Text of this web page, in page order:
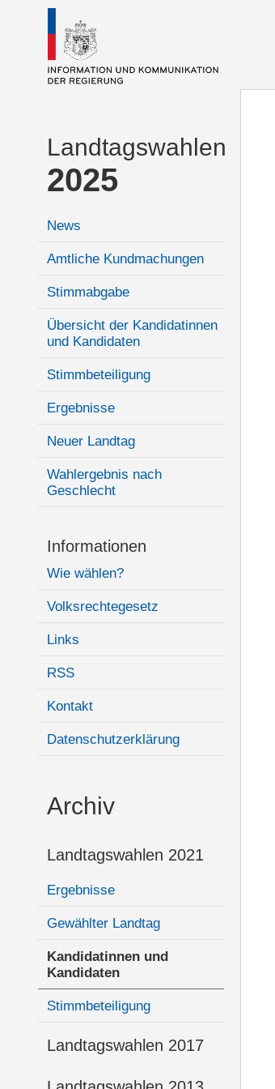
Landtagswahlen
2025
News
Amtliche Kundmachungen
Stimmabgabe
Übersicht der Kandidatinnen
und Kandidaten
Stimmbeteiligung
Ergebnisse
Neuer Landtag
Wahlergebnis nach
Geschlecht
Informationen
Wie wählen?
Volksrechtegesetz
Links
RSS
Kontakt
Datenschutzerklärung
Archiv
Landtagswahlen 2021
Ergebnisse
Gewählter Landtag
Kandidatinnen und
Kandidaten
Stimmbeteiligung
Landtagswahlen 2017